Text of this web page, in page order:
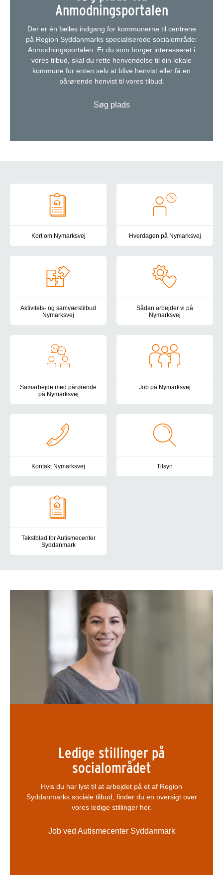
Anmodningsportalen
Der er én fælles indgang for kommunerne til centrene
på Region Syddanmarks specialiserede socialområde:
Anmodningsportalen. Er du som borger interesseret i
vores tilbud, skal du rette henvendelse til din lokale
kommune for enten selv at blive henvist eller få en
pårørende henvist til vores tilbud.
Søg plads
Kort om Nymarksvej Hverdagen på Nymarksvej
Aktivitets- og samværstilbud
Nymarksvej
Sådan arbejder vi på
Nymarksvej
Samarbejde med pårørende
på Nymarksvej
Job på Nymarksvej
Kontakt Nymarksvej Tilsyn
Takstblad for Autismecenter
Syddanmark
Ledige stillinger på
socialområdet
Hvis du har lyst til at arbejdet på et af Region
Syddanmarks sociale tilbud, finder du en oversigt over
vores ledige stillinger her.
Job ved Autismecenter Syddanmark